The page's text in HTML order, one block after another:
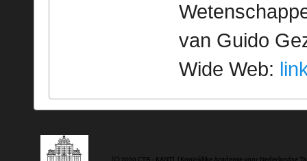
van Guido
Wide Web:
(C) 2020 CTB - KANTL | Koninklijke Academie voor Nederlandse